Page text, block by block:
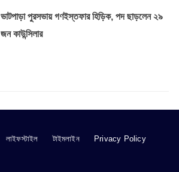
ভাটপাড়া পুরসভায় গণইস্তফার হিড়িক, পদ ছাড়লেন ২৯
জন কাউন্সিলার
লাইফস্টাইল টাইমলাইন Privacy Policy